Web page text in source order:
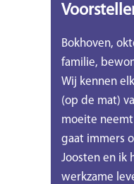
Bokhoven,
familie,
Wij kennen
(op de mat)
moeite
gaat immers
Joosten en ik
werkzame